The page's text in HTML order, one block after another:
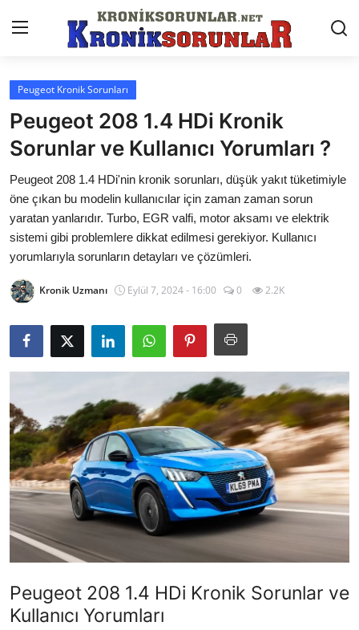
Anasayfa
Markalar
İletişim
Trafik & Cezalar
Sigorta & Kasko
Vergi & ÖTV & MTV
Sorgulamalar
Bakım & Arıza Çözümleri
Elektrikli & Hibrit
Kiralama & Filo
Sürüş & Güvenlik
Lastik & Jant
Yağlar & Sıvılar
Peugeot Kronik Sorunları
Peugeot 208 1.4 HDi Kronik
Sorunlar ve Kullanıcı Yorumları ?
Peugeot 208 1.4 HDi'nin kronik sorunları, düşük yakıt tüketimiyle
öne çıkan bu modelin kullanıcılar için zaman zaman sorun
yaratan yanlarıdır. Turbo, EGR valfi, motor aksamı ve elektrik
sistemi gibi problemlere dikkat edilmesi gerekiyor. Kullanıcı
yorumlarıyla sorunların detayları ve çözümleri.
Kronik Uzmanı Eylül 7, 2024 - 16:00 0 2.2K
Peugeot 208 1.4 HDi Kronik Sorunlar ve
Kullanıcı Yorumları